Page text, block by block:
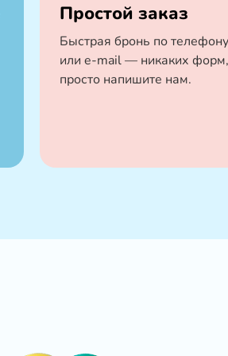
Простой заказ
Быстрая бронь по телефону
или e-mail — никаких форм,
просто напишите нам.